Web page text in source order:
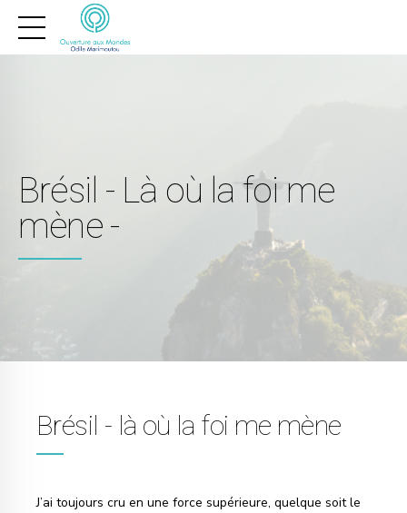
Brésil - Là où la foi me
mène -
Brésil - là où la foi me mène
J’ai toujours cru en une force supérieure, quelque soit le